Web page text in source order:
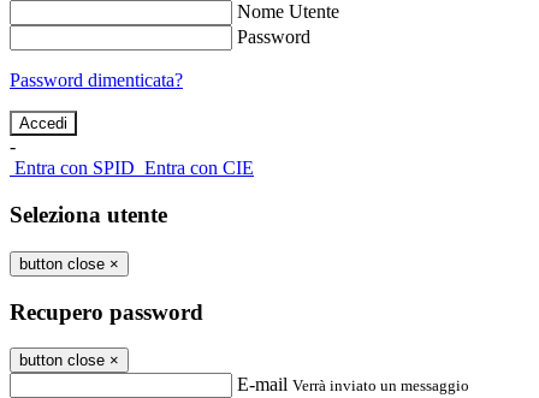
Nome Utente
Password
Password dimenticata?
-
Entra con SPID Entra con CIE
Seleziona utente
button close ×
Recupero password
button close ×
E-mail Verrà inviato un messaggio